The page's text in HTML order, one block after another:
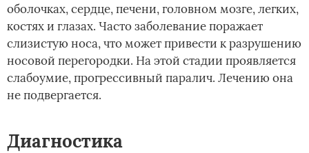
оболочках, сердце, печени, головном мозге, легких,
костях и глазах. Часто заболевание поражает
слизистую носа, что может привести к разрушению
носовой перегородки. На этой стадии проявляется
слабоумие, прогрессивный паралич. Лечению она
не подвергается.
Диагностика